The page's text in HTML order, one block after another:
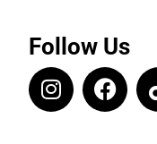
Follow Us